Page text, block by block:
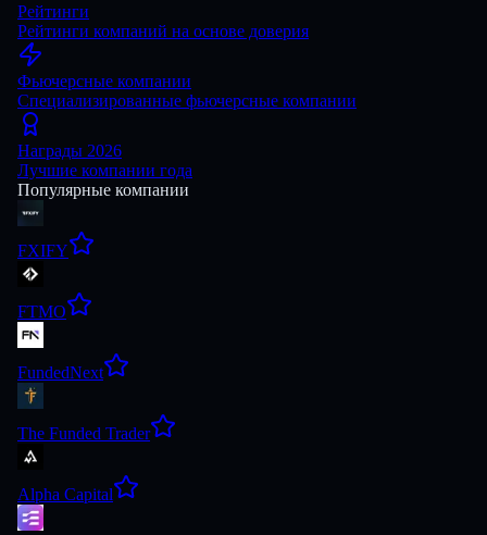
Рейтинги
Рейтинги компаний на основе доверия
Фьючерсные компании
Специализированные фьючерсные компании
Награды 2026
Лучшие компании года
Популярные компании
FXIFY
FTMO
FundedNext
The Funded Trader
Alpha Capital